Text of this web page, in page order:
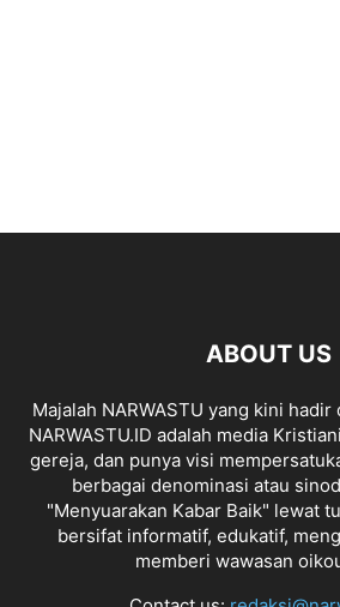
ABOUT US
Majalah NARWASTU yang kini
NARWASTU.ID adalah media
gereja, dan punya visi
berbagai denominasi atau
"Menyuarakan Kabar Baik" lewat
bersifat informatif, edukatif,
memberi wawasan